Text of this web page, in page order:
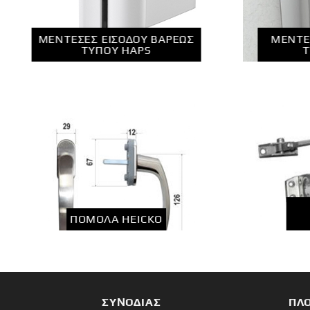
ΜΕΝΤΕΣΕΣ ΕΙΣΟΔΟΥ ΒΑΡΕΩΣ
ΤΥΠΟΥ HAPS
ΠΌΜΟΛΑ HEICKO
ΣΥΝΟΔΙΑΣ